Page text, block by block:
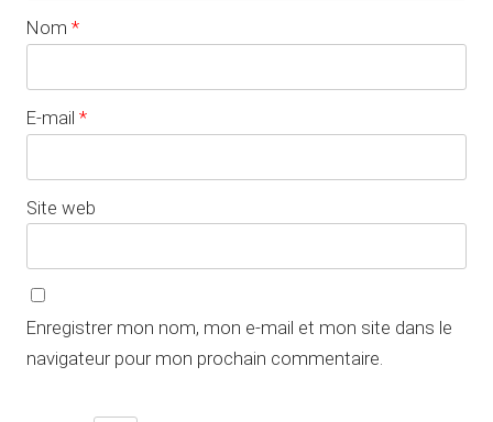
Nom *
E-mail *
Site web
Enregistrer mon nom, mon e-mail et mon site dans le
navigateur pour mon prochain commentaire.